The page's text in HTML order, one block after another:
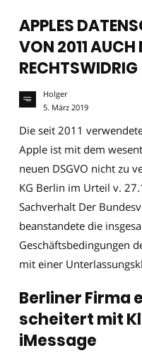
APPLES
VON 2011
RECHTSWIDRIG
Holger
5. März 2019
Die seit 2011
Apple ist mit dem
neuen DSGVO nicht zu
KG Berlin im Urteil v.
Sachverhalt Der
beanstandete die
Geschäftsbedingungen
mit einer
Berliner Firma
scheitert mit
iMessage